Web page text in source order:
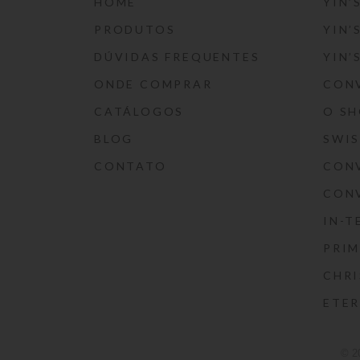
PRODUTOS
DÚVIDAS FREQUENTES
ONDE COMPRAR
CATÁLOGOS
BLOG
CONTATO
O
IN-